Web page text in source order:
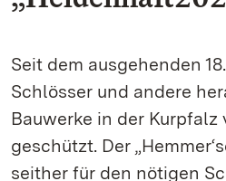
Seit dem ausgehenden
Schlösser und andere
Bauwerke in der
geschützt. Der
seither für den nötigen